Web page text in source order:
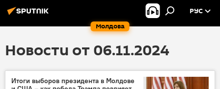
Молдова
РУС
Новости от 06.11.2024
Итоги выборов президента в Молдове